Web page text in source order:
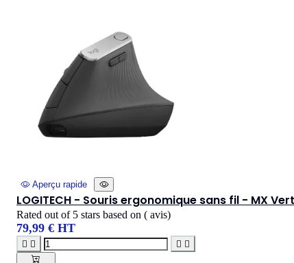
Aperçu rapide
LOGITECH - Souris ergonomique sans fil - MX
Rated out of 5 stars based on ( avis)
79,99 € HT
   